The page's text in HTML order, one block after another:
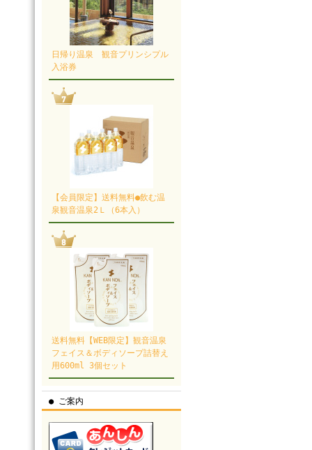
日帰り温泉 観音プリンシプル
入浴券
【会員限定】送料無料●飲む温
泉観音温泉2Ｌ（6本入）
送料無料【WEB限定】観音温泉
フェイス＆ボディソープ詰替え
用600ml 3個セット
● ご案内